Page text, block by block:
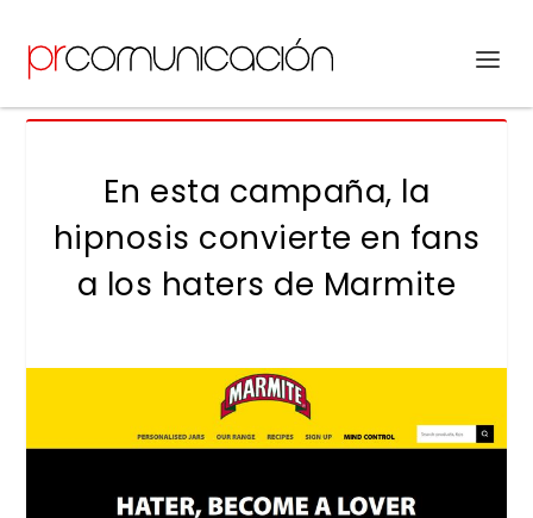
En esta campaña, la
hipnosis convierte en fans
a los haters de Marmite